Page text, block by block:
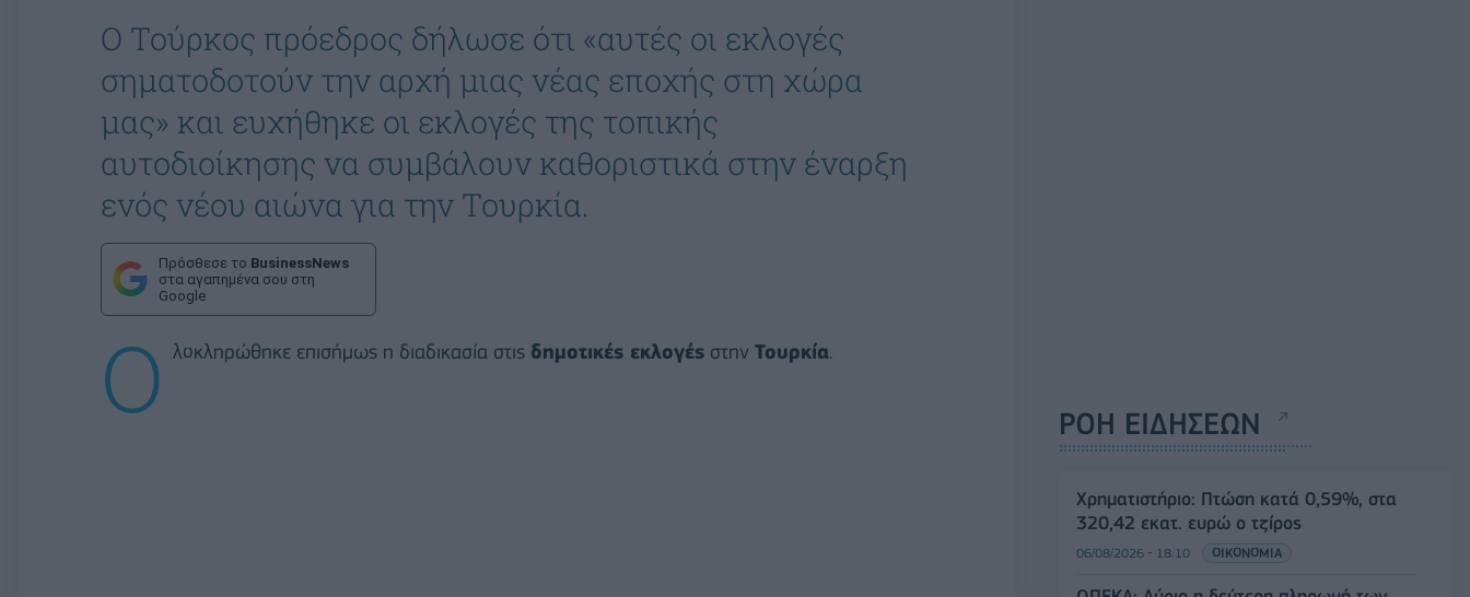
O Τούρκος πρόεδρος δήλωσε ότι «αυτές οι εκλογές
σηματοδοτούν την αρχή μιας νέας εποχής στη χώρα
μας» και ευχήθηκε οι εκλογές της τοπικής
αυτοδιοίκησης να συμβάλουν καθοριστικά στην έναρξη
ενός νέου αιώνα για την Τουρκία.
Πρόσθεσε το BusinessNews
στα αγαπημένα σου στη
Google
Ο λοκληρώθηκε επισήμως η διαδικασία στις δημοτικές εκλογές στην Τουρκία.
ΡΟΗ ΕΙΔΗΣΕΩΝ
Χρηματιστήριο: Πτώση κατά 0,59%, στα
320,42 εκατ. ευρώ ο τζίρος
06/08/2026 - 18:10 ΟΙΚΟΝΟΜΙΑ